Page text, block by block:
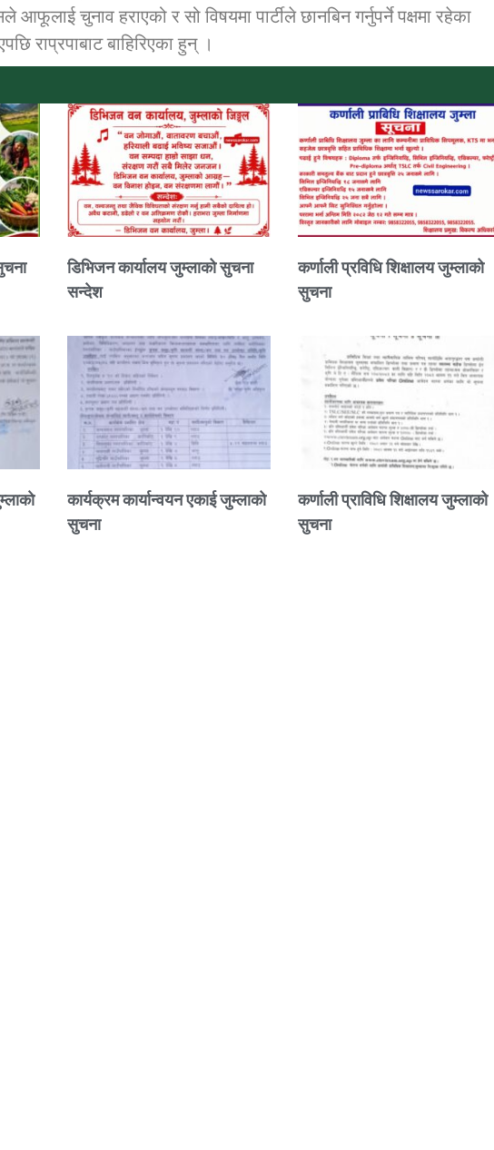
आफूलाई चुनाव हराएको र सो विषयमा पार्टीले छानबिन गर्नुपर्ने पक्षमा रहेका
राप्रपाबाट बाहिरिएका हुन् ।
डिभिजन कार्यालय जुम्लाको सुचना
सन्देश
कर्णाली प्रविधि शिक्षालय जुम्लाको
सुचना
कार्यक्रम कार्यान्वयन एकाई जुम्लाको
सुचना
कर्णाली प्राविधि शिक्षालय जुम्लाको
सुचना